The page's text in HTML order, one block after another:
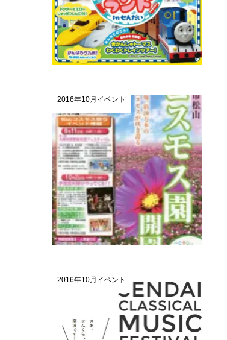
2016年10月イベント
2016年10月イベント